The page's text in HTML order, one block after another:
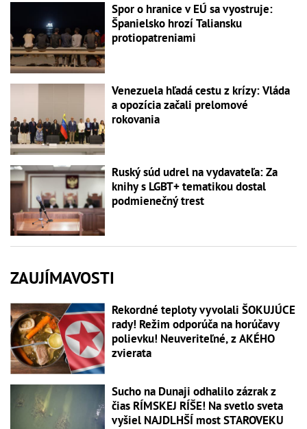
Spor o hranice v EÚ sa vyostruje:
Španielsko hrozí Taliansku
protiopatreniami
Venezuela hľadá cestu z krízy: Vláda
a opozícia začali prelomové
rokovania
Ruský súd udrel na vydavateľa: Za
knihy s LGBT+ tematikou dostal
podmienečný trest
ZAUJÍMAVOSTI
Rekordné teploty vyvolali ŠOKUJÚCE
rady! Režim odporúča na horúčavy
polievku! Neuveriteľné, z AKÉHO
zvierata
Sucho na Dunaji odhalilo zázrak z
čias RÍMSKEJ RÍŠE! Na svetlo sveta
vyšiel NAJDLHŠÍ most STAROVEKU